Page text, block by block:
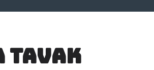
tavak